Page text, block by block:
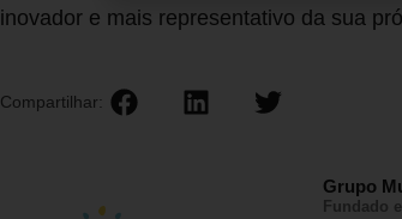
inovador e mais representativo da sua
Compartilhar:
Grupo
Fundado